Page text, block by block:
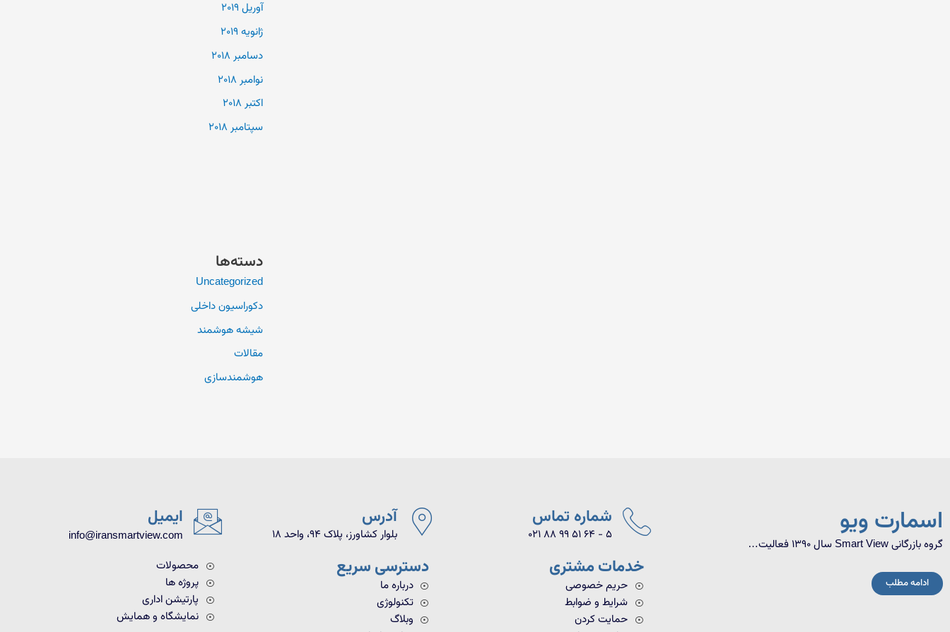
آوریل 2019
ژانویه 2019
دسامبر 2018
نوامبر 2018
اکتبر 2018
سپتامبر 2018
دسته‌ها
Uncategorized
دکوراسیون داخلی
شیشه هوشمند
مقالات
هوشمندسازی
اسمارت ویو
گروه بازرگانی Smart View سال 1390 فعالیت…
ادامه مطلب
شماره تماس
021 88 99 51 64 - 5
آدرس
بلوار کشاورز، پلاک ۹۴، واحد ۱۸
ایمیل
info@iransmartview.com
خدمات مشتری
حریم خصوصی
شرایط و ضوابط
حمایت کردن
دسترسی سریع
درباره ما
تکنولوژی
وبلاگ
محصولات
پروژه ها
پارتیشن اداری
نمایشگاه و همایش